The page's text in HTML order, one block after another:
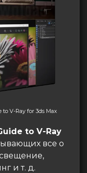
to V-Ray for 3ds Max
to V-Ray
все о
и т. д.